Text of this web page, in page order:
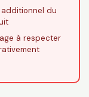
du
à respecter